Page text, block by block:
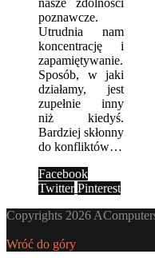
poznawcze.
Utrudnia nam
koncentrację i
zapamiętywanie.
Sposób, w jaki
działamy, jest
zupełnie inny
niż kiedyś.
Bardziej skłonny
do konfliktów…
Facebook
Twitter Pinterest
Copyrights 2026
Wróć do góry